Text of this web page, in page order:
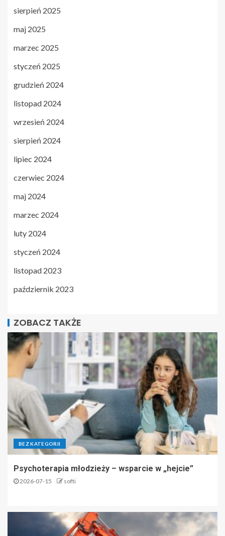
sierpień 2025
maj 2025
marzec 2025
styczeń 2025
grudzień 2024
listopad 2024
wrzesień 2024
sierpień 2024
lipiec 2024
czerwiec 2024
maj 2024
marzec 2024
luty 2024
styczeń 2024
listopad 2023
październik 2023
ZOBACZ TAKŻE
BEZ KATEGORII
Psychoterapia młodzieży – wsparcie w „hejcie”
2026-07-15 softi